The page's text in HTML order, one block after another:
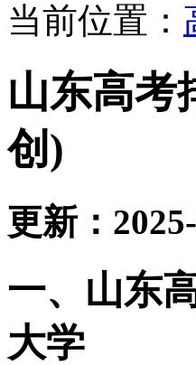
当前位置：
山东高考
创)
更新：
一、山东
大学